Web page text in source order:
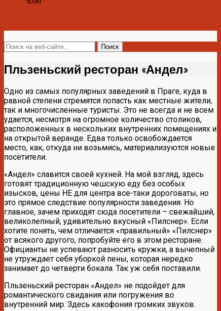
Пльзеньский ресторан «Андел»
Одно из самых популярных заведений в Праге, куда в
равной степени стремятся попасть как местные жители,
так и многочисленные туристы. Это не всегда и не всем
удается, несмотря на огромное количество столиков,
расположенных в нескольких внутренних помещениях и
на открытой веранде. Едва только освобождается
место, как, откуда ни возьмись, материализуются новые
посетители.
«Андел» славится своей кухней. На мой взгляд, здесь
готовят традиционную чешскую еду без особых
изысков, цены НЕ для центра все-таки дороговаты, но
это прямое следствие популярности заведения. Но
главное, зачем приходят сюда посетители – свежайший,
великолепный, удивительно вкусный «Пилснер». Если
хотите понять, чем отличается «правильный» «Пилснер»
от всякого другого, попробуйте его в этом ресторане.
Официанты не успевают разносить кружки, а вычепный
не утруждает себя уборкой пены, которая нередко
занимает до четверти бокала. Так уж себя поставили.
Пльзеньский ресторан «Андел» не подойдет для
романтического свидания или погружения во
внутренний мир. Здесь какофония громких звуков: